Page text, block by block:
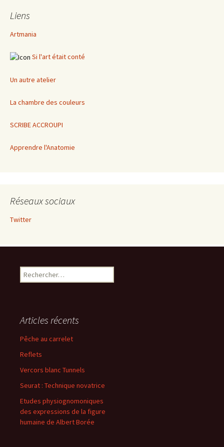
Liens
Artmania
Si l'art était conté
Un autre atelier
La chambre des couleurs
SCRIBE ACCROUPI
Apprendre l'Anatomie
Réseaux sociaux
Twitter
Rechercher :
Articles récents
Pêche au carrelet
Reflets
Vercors blanc Tunnels
Seurat : Technique novatrice
Etudes physiognomoniques
des expressions de la figure
humaine de Albert Borée